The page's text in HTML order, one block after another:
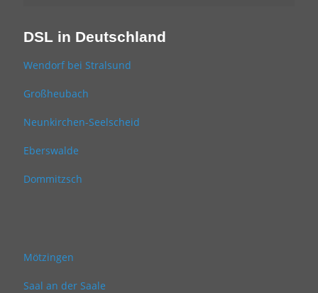
DSL in Deutschland
Wendorf bei Stralsund
Großheubach
Neunkirchen-Seelscheid
Eberswalde
Dommitzsch
Mötzingen
Saal an der Saale